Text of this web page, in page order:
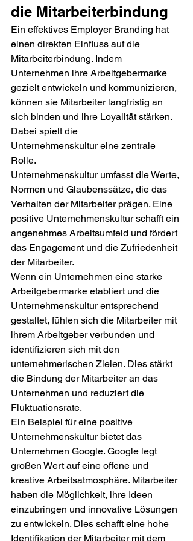
die Mitarbeiterbindung
Ein effektives Employer Branding hat
einen direkten Einfluss auf die
Mitarbeiterbindung. Indem
Unternehmen ihre Arbeitgebermarke
gezielt entwickeln und kommunizieren,
können sie Mitarbeiter langfristig an
sich binden und ihre Loyalität stärken.
Dabei spielt die
Unternehmenskultur eine zentrale
Rolle.
Unternehmenskultur umfasst die Werte,
Normen und Glaubenssätze, die das
Verhalten der Mitarbeiter prägen. Eine
positive Unternehmenskultur schafft ein
angenehmes Arbeitsumfeld und fördert
das Engagement und die Zufriedenheit
der Mitarbeiter.
Wenn ein Unternehmen eine starke
Arbeitgebermarke etabliert und die
Unternehmenskultur entsprechend
gestaltet, fühlen sich die Mitarbeiter mit
ihrem Arbeitgeber verbunden und
identifizieren sich mit den
unternehmerischen Zielen. Dies stärkt
die Bindung der Mitarbeiter an das
Unternehmen und reduziert die
Fluktuationsrate.
Ein Beispiel für eine positive
Unternehmenskultur bietet das
Unternehmen Google. Google legt
großen Wert auf eine offene und
kreative Arbeitsatmosphäre. Mitarbeiter
haben die Möglichkeit, ihre Ideen
einzubringen und innovative Lösungen
zu entwickeln. Dies schafft eine hohe
Identifikation der Mitarbeiter mit dem